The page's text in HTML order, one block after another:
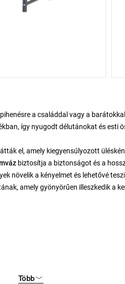
a családdal vagy a
így nyugodt délutánokat és esti
el, amely kiegyensúlyozott
biztosítja a biztonságot és a
növelik a kényelmet és lehetővé
amely gyönyörűen illeszkedik a
Több